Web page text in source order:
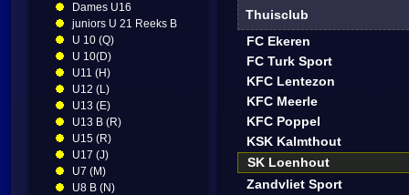
Dames U16
juniors U 21 Reeks B
U 10 (Q)
U 10(D)
U11 (H)
U12 (L)
U13 (E)
U13 B (R)
U15 (R)
U17 (J)
U7 (M)
U8 B (N)
Thuisclub
FC Ekeren
FC Turk Sport
KFC Lentezon
KFC Meerle
KFC Poppel
KSK Kalmthout
SK Loenhout
Zandvliet Sport